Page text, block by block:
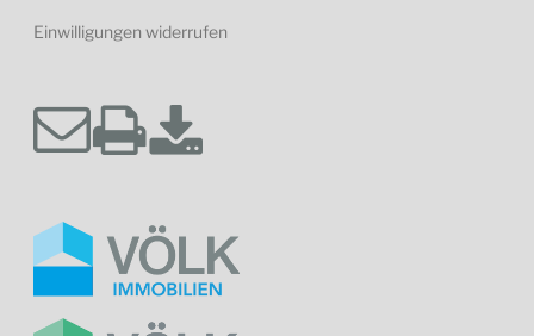
Einwilligungen widerrufen